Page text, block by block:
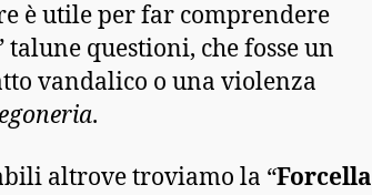
è utile per far comprendere
talune questioni, che fosse un
vandalico o una violenza
.
altrove troviamo la “Forcella